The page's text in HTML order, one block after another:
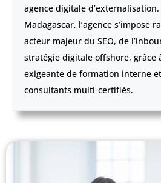
agence digitale d’externalisation.
Madagascar, l’agence s’impose
acteur majeur du SEO, de
stratégie digitale offshore, grâce
exigeante de formation interne
consultants multi-certifiés.